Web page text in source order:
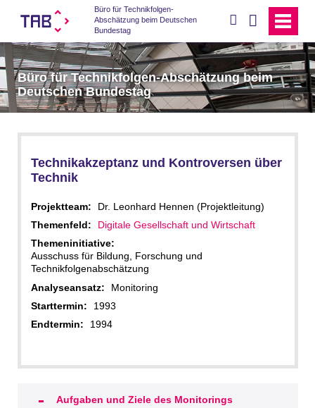
Büro für Technikfolgen-
Abschätzung beim Deutschen
Bundestag
Büro für Technikfolgen-Abschätzung beim
Deutschen Bundestag
Technikakzeptanz und Kontroversen über
Technik
Projektteam:
Dr. Leonhard Hennen (Projektleitung)
Themenfeld:
Digitale Gesellschaft und Wirtschaft
Themeninitiative:
Ausschuss für Bildung, Forschung und
Technikfolgenabschätzung
Analyseansatz:
Monitoring
Starttermin:
1993
Endtermin:
1994
Aufgaben und Ziele des Monitorings